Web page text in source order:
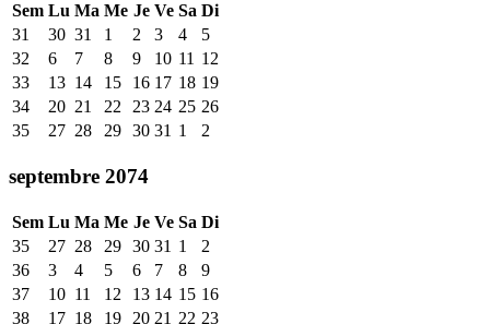
Sem Lu Ma Me Je Ve Sa Di
31
30 31 1 2 3 4
5
32
6 7 8 9 10 11 12
33
13 14 15 16 17 18 19
34
20 21 22 23 24 25 26
35
27 28 29 30 31 1 2
septembre 2074
Sem Lu Ma Me Je Ve Sa Di
35
27 28 29 30 31 1
2
36
3 4 5 6 7 8
9
37
10 11 12 13 14 15 16
38
17 18 19 20 21 22 23